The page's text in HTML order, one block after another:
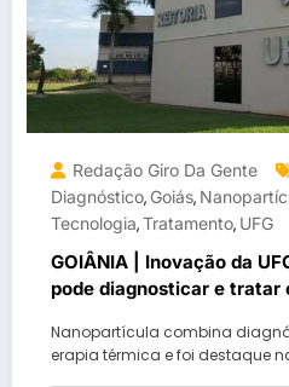
Redação Giro Da Gente
Diagnóstico, Goiás,
Tecnologia,Tratamento, UFG
GOIÂNIA | Inovação da
pode diagnosticar e tratar
Nanopartícula combina
erapia térmica e foi destaque